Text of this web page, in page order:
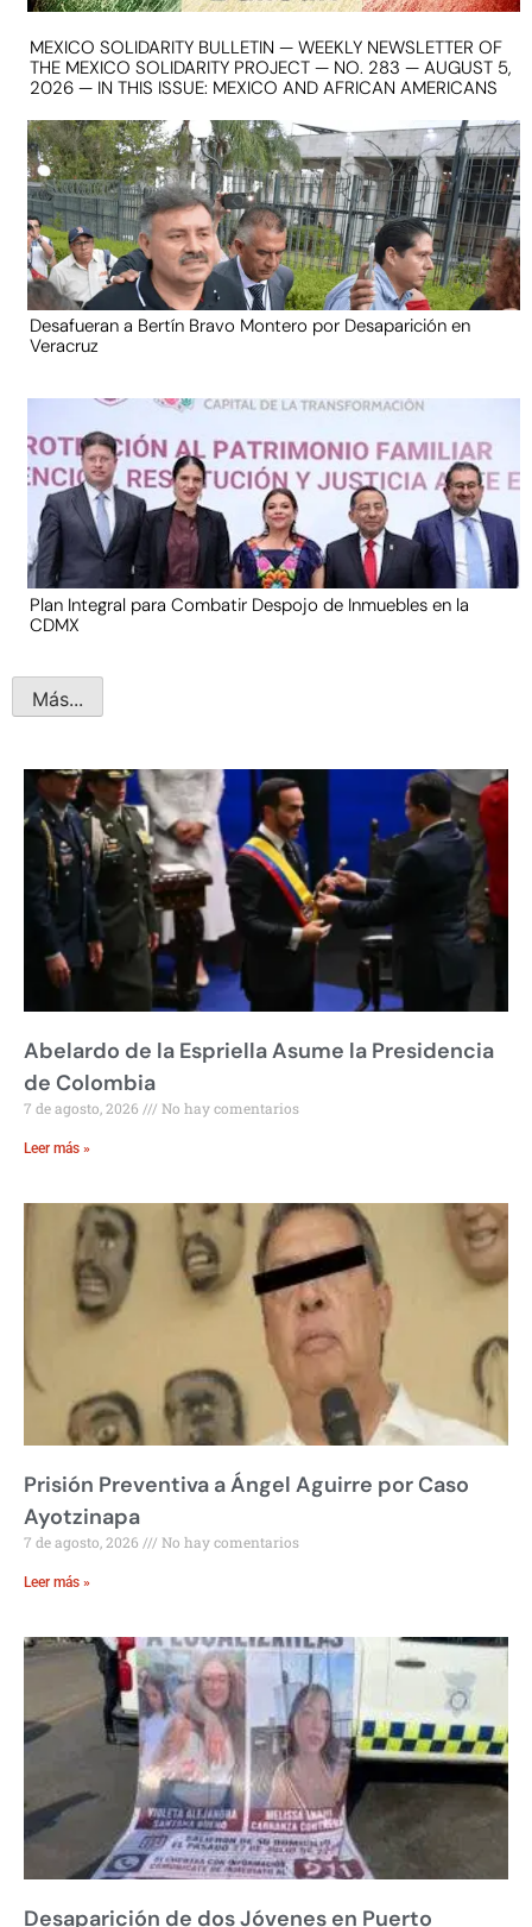
MEXICO SOLIDARITY BULLETIN — WEEKLY NEWSLETTER OF
THE MEXICO SOLIDARITY PROJECT — NO. 283 — AUGUST 5,
2026 — IN THIS ISSUE: MEXICO AND AFRICAN AMERICANS
Desafueran a Bertín Bravo Montero por Desaparición en
Veracruz
Plan Integral para Combatir Despojo de Inmuebles en la
CDMX
Más...
Abelardo de la Espriella Asume la Presidencia
de Colombia
7 de agosto, 2026 No hay comentarios
Leer más »
Prisión Preventiva a Ángel Aguirre por Caso
Ayotzinapa
7 de agosto, 2026 No hay comentarios
Leer más »
Desaparición de dos Jóvenes en Puerto